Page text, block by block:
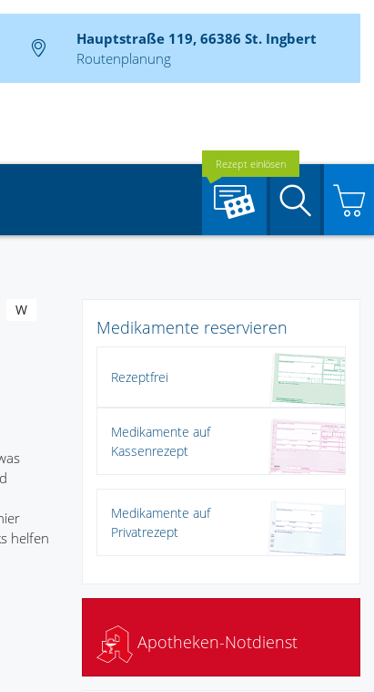
Hauptstraße 119, 66386 St. Ingbert
Routenplanung
Rezept einlösen
Suche
W
helfen
Medikamente reservieren
Rezeptfrei
Medikamente auf
Kassenrezept
Medikamente auf
Privatrezept
Apotheken-Notdienst